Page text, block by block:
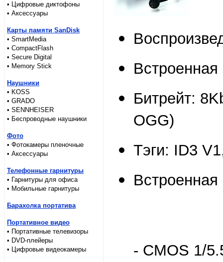
• Цифровые диктофоны
• Аксессуары
Карты памяти SanDisk
• SmartMedia
• CompactFlash
• Secure Digital
• Memory Stick
Наушники
• KOSS
• GRADO
• SENNHEISER
• Беспроводные наушники
Фото
• Фотокамеры пленочные
• Аксессуары
Телефонные гарнитуры
• Гарнитуры для офиса
• Мобильные гарнитуры
Барахолка портатива
Портативное видео
• Портативные телевизоры
• DVD-плейеры
• Цифровые видеокамеры
Битрейт:
OGG)
Тэги: ID3
- CMOS 1/